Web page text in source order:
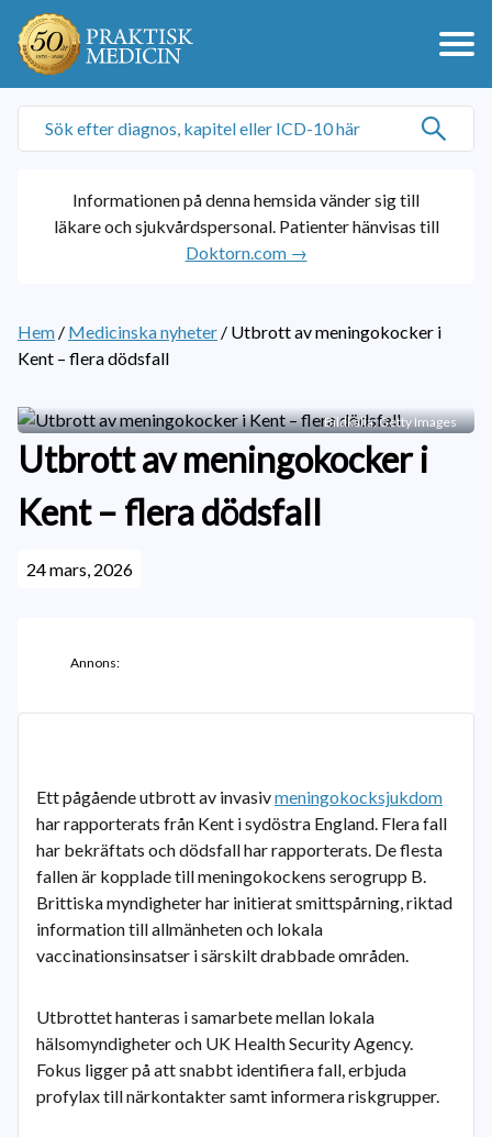
Informationen på denna hemsida vänder sig till
läkare och sjukvårdspersonal. Patienter hänvisas till
Doktorn.com →
Hem / Medicinska nyheter / Utbrott av meningokocker i
Kent – flera dödsfall
Utbrott av meningokocker i
Kent – flera dödsfall
24 mars, 2026
Bildkälla: Getty Images
Annons:
Ett pågående utbrott av invasivmeningokocksjukdom
har rapporterats från Kent i sydöstra England. Flera fall
har bekräftats och dödsfall har rapporterats. De flesta
fallen är kopplade till meningokockens serogrupp B.
Brittiska myndigheter har initierat smittspårning, riktad
information till allmänheten och lokala
vaccinationsinsatser i särskilt drabbade områden.
Utbrottet hanteras i samarbete mellan lokala
hälsomyndigheter och UK Health Security Agency.
Fokus ligger på att snabbt identifiera fall, erbjuda
profylax till närkontakter samt informera riskgrupper.